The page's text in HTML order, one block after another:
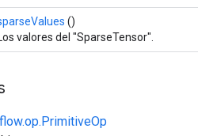
()
valores del "SparseTensor".